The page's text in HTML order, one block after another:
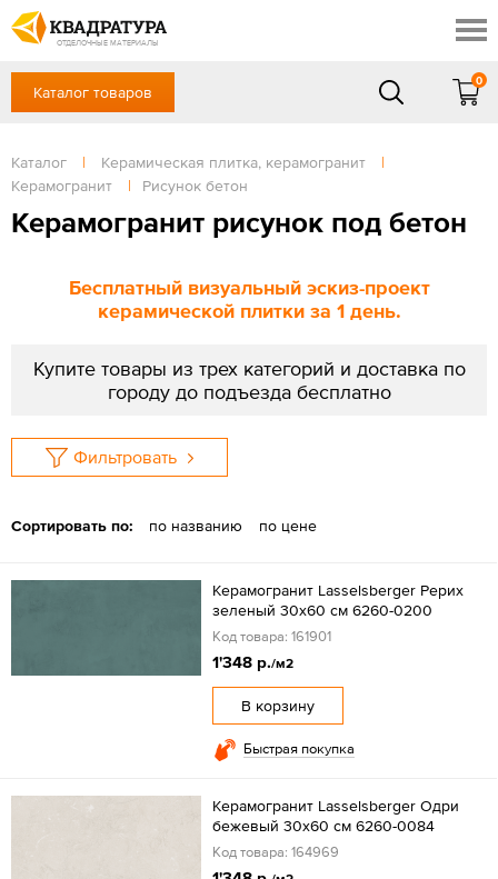
ОТДЕЛОЧНЫЕ МАТЕРИАЛЫ
Скидки
Акции
Готовые решения
Доставка и оплата
Отзывы
+7 (861) 212-10-58
Сб, Вс — выходной
ЗАКАЗАТЬ ЗВОНОК
Вход / Регистрация
Каталог товаров
0
Каталог | Керамическая плитка, керамогранит
|
Керамогранит
| Рисунок бетон
Керамогранит рисунок под бетон
Бесплатный визуальный эскиз-проект
керамической плитки за 1 день.
Купите товары из трех категорий и доставка по
городу до подъезда бесплатно
Фильтровать
Сортировать по: по названию по цене
Керамогранит Lasselsberger Рерих
зеленый 30x60 см 6260-0200
Код товара: 161901
1'348 р./м2
В корзину
Быстрая покупка
Керамогранит Lasselsberger Одри
бежевый 30х60 см 6260-0084
Код товара: 164969